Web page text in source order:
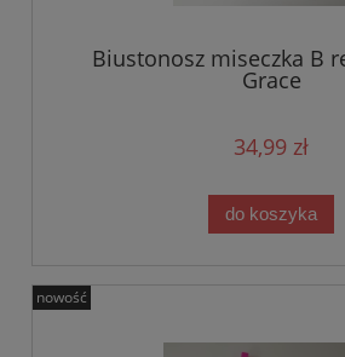
Biustonosz miseczka B
Grace
34,99 zł
do koszyka
nowość